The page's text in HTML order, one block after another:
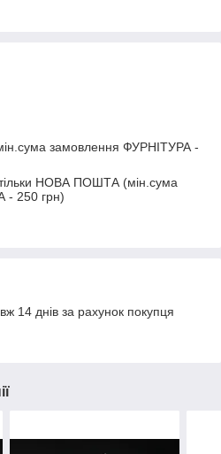
замовлення ФУРНІТУРА -
НОВА ПОШТА (мін.сума
- 250 грн)
14 днів за рахунок покупця